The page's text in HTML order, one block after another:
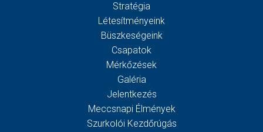
Stratégia
Létesítményeink
Büszkeségeink
Csapatok
Mérkőzések
Galéria
Jelentkezés
Meccsnapi Élmények
Szurkolói Kezdőrúgás